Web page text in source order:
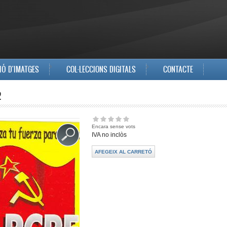
D'IMATGES COL·LECCIONS DIGITALS CONTACTE
Encara sense vots
IVA no inclòs